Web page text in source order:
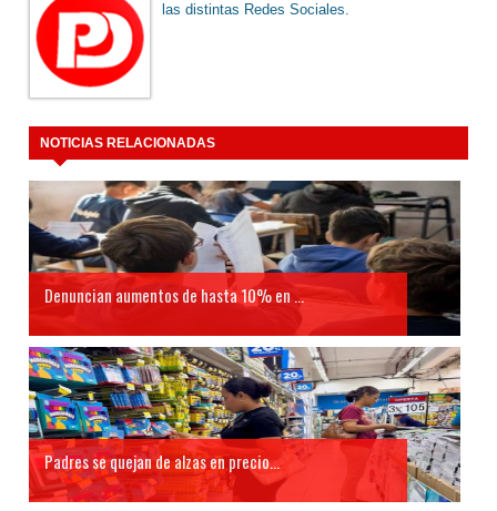
las distintas Redes Sociales.
NOTICIAS RELACIONADAS
Denuncian aumentos de hasta 10% en ...
Padres se quejan de alzas en precio...